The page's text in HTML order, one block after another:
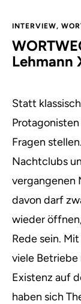
INTERVIEW,
Lehmann
Statt
Fragen
Nachtclubs
vergangenen
davon darf
wieder
Rede sein.
viele
Existenz auf
haben sich